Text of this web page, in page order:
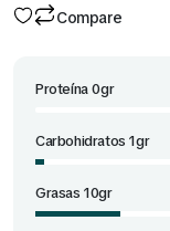
Compare
Proteína 0gr
Carbohidratos 1gr
Grasas 10gr